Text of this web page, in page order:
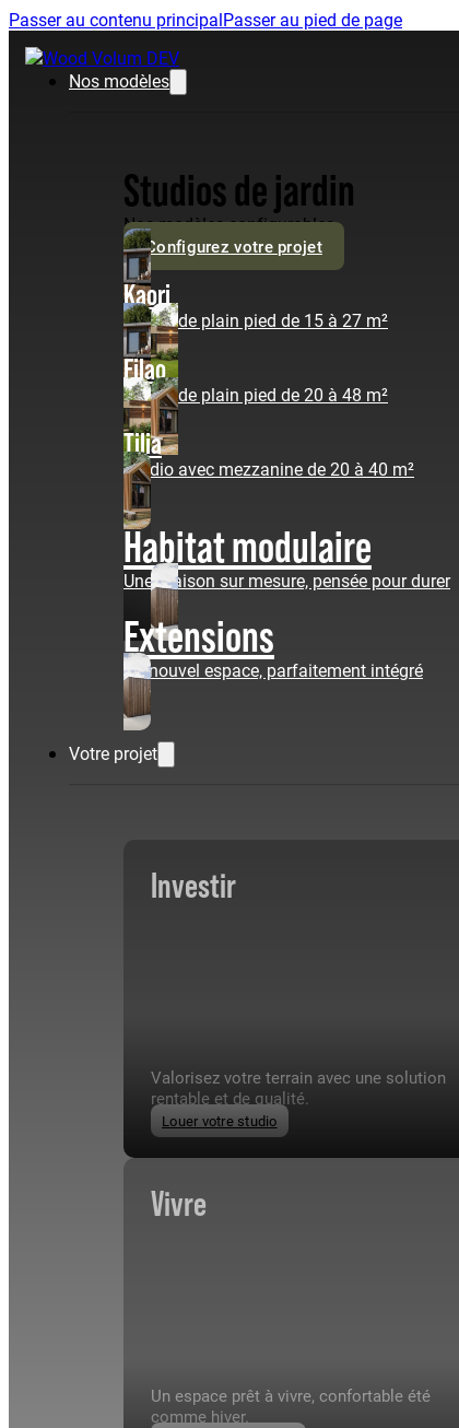
Passer au contenu principalPasser au pied de page
Nos modèles
Studios de jardin
Nos modèles configurables
Configurez votre projet
Kaori
Studio de plain pied de 15 à 27 m²
Filao
Studio de plain pied de 20 à 48 m²
Tilia
Studio avec mezzanine de 20 à 40 m²
Habitat modulaire
Une maison sur mesure, pensée pour durer
Extensions
Un nouvel espace, parfaitement intégré
Votre projet
Investir
Valorisez votre terrain avec une solution
rentable et de qualité.
Louer votre studio
Vivre
Un espace prêt à vivre, confortable été
comme hiver.